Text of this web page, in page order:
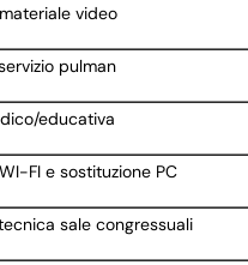
video
pulman
educativa
FI e sostituzione PC
sale congressuali